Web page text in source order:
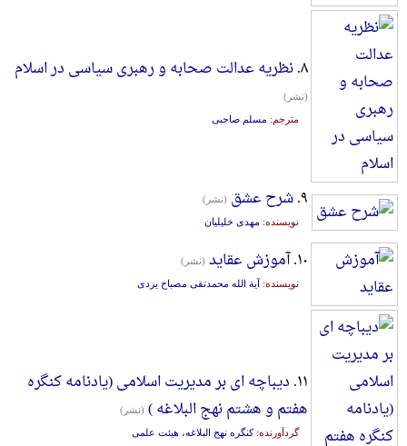
۸. نظریه عدالت صحابه و رهبری سیاسی در اسلام
(نشر)
مترجم: مسلم صاحبی
۹. شرح عشق (نشر)
نویسنده: مهدی خلیلیان
۱۰. آموزش عقاید (نشر)
نویسنده: آیة الله محمدتقی مصباح یزدی
۱۱. دیباچه ای بر مدیریت اسلامی (یادنامه‌ کنگره‌
هفتم‌ و هشتم‌ نهج‌ البلاغه ) (نشر)
گردآورنده:کنگره‌ نهج‌ البلاغه‌، هیئت‌ علمی‌